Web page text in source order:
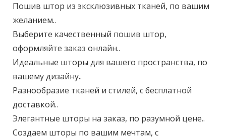
Пошив штор из эксклюзивных тканей, по вашим
желанием..
Выберите качественный пошив штор,
оформляйте заказ онлайн..
Идеальные шторы для вашего пространства, по
вашему дизайну..
Разнообразие тканей и стилей, с бесплатной
доставкой..
Элегантные шторы на заказ, по разумной цене..
Создаем шторы по вашим мечтам, с